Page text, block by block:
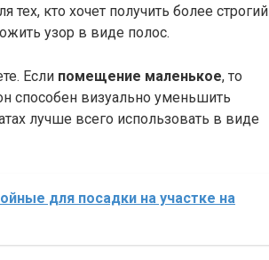
кто хочет получить более строгий
узор в виде полос.
Если помещение маленькое, то
способен визуально уменьшить
лучше всего использовать в виде
для посадки на участке на